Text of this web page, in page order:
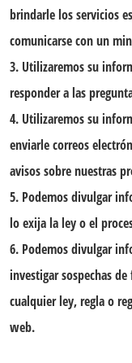
brindarle los servicios
comunicarse con un
3. Utilizaremos su
responder a las
4. Utilizaremos su
enviarle correos
avisos sobre nuestras
5. Podemos divulgar
lo exija la ley o el
6. Podemos divulgar
investigar sospechas
cualquier ley, regla o
web.